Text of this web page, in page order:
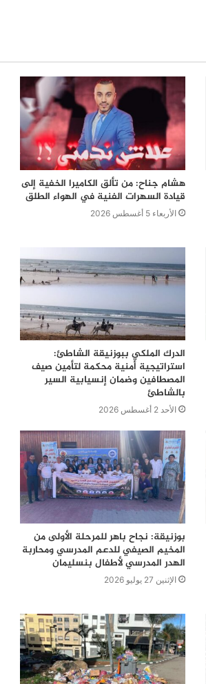
هشام جناح: من تألق الكاميرا الخفية إلى
قيادة السهرات الفنية في الهواء الطلق
الأربعاء 5 أغسطس 2026
الدرك الملكي ببوزنيقة الشاطئ:
استراتيجية أمنية محكمة لتأمين صيف
المصطافين وضمان إنسيابية السير
بالشاطئ
الأحد 2 أغسطس 2026
بوزنيقة: نجاح باهر للمرحلة الأولى من
المخيم الصيفي للدعم المدرسي ومحاربة
الهدر المدرسي لأطفال بنسليمان
الإثنين 27 يوليو 2026